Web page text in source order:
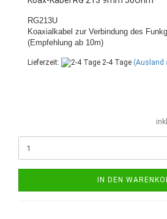
RG213U
Koaxialkabel zur Verbindung des
(Empfehlung ab 10m)
Lieferzeit: 2-4 Tage (Ausland
IN DEN